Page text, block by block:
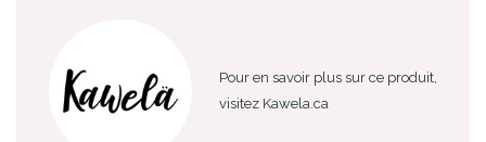
Pour en savoir plus sur ce produit,
visitez Kawela.ca